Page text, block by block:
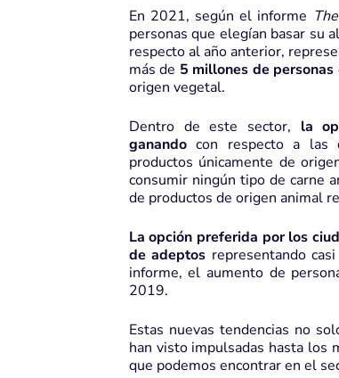
En 2021, según el informe
personas que elegían basar su
respecto al año anterior,
más de 5 millones de personas
origen vegetal.
Dentro de este sector, la
ganandocon respecto a las
productos únicamente de
consumir ningún tipo de carne
de productos de origen animal
La opción preferida por los
de adeptos representando
informe, el aumento de
2019.
Estas nuevas tendencias no
han visto impulsadas hasta los
que podemos encontrar en el